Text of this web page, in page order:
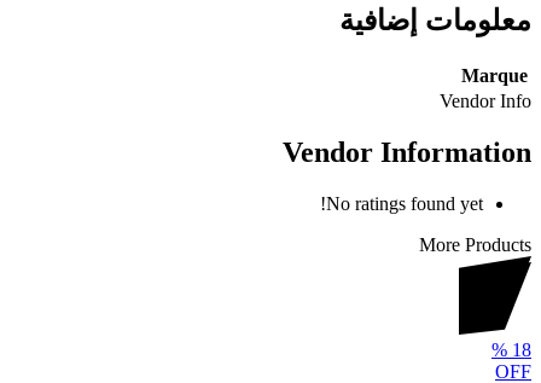
معلومات إضافية
Marque
Vendor Info
Vendor Information
No ratings found yet!
More Products
18
%
OFF